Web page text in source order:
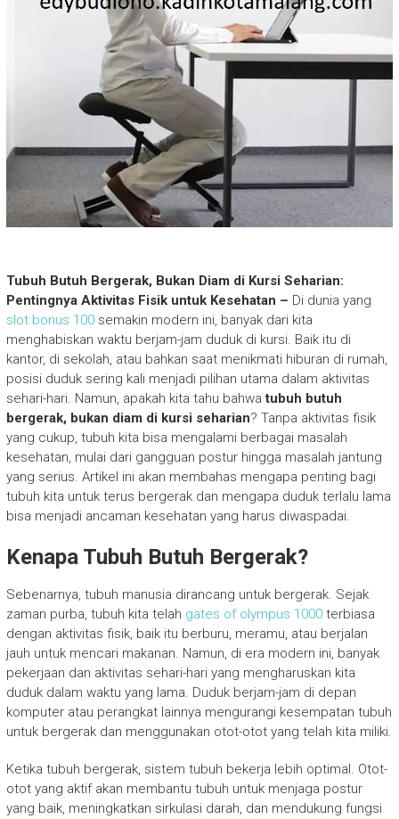
Tubuh Butuh Bergerak, Bukan Diam di Kursi Seharian:
Pentingnya Aktivitas Fisik untuk Kesehatan – Di dunia yang
slot bonus 100semakin modern ini, banyak dari kita
menghabiskan waktu berjam-jam duduk di kursi. Baik itu di
kantor, di sekolah, atau bahkan saat menikmati hiburan di rumah,
posisi duduk sering kali menjadi pilihan utama dalam aktivitas
sehari-hari. Namun, apakah kita tahu bahwatubuh butuh
bergerak, bukan diam di kursi seharian? Tanpa aktivitas fisik
yang cukup, tubuh kita bisa mengalami berbagai masalah
kesehatan, mulai dari gangguan postur hingga masalah jantung
yang serius. Artikel ini akan membahas mengapa penting bagi
tubuh kita untuk terus bergerak dan mengapa duduk terlalu lama
bisa menjadi ancaman kesehatan yang harus diwaspadai.
Kenapa Tubuh Butuh Bergerak?
Sebenarnya, tubuh manusia dirancang untuk bergerak. Sejak
zaman purba, tubuh kita telah gates of olympus 1000terbiasa
dengan aktivitas fisik, baik itu berburu, meramu, atau berjalan
jauh untuk mencari makanan. Namun, di era modern ini, banyak
pekerjaan dan aktivitas sehari-hari yang mengharuskan kita
duduk dalam waktu yang lama. Duduk berjam-jam di depan
komputer atau perangkat lainnya mengurangi kesempatan tubuh
untuk bergerak dan menggunakan otot-otot yang telah kita miliki.
Ketika tubuh bergerak, sistem tubuh bekerja lebih optimal. Otot-
otot yang aktif akan membantu tubuh untuk menjaga postur
yang baik, meningkatkan sirkulasi darah, dan mendukung fungsi